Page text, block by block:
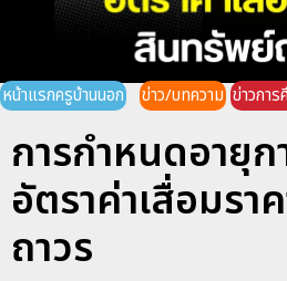
หน้าแรกครูบ้านนอก ข่าว/บทความ ข่าวการ
การกำหนดอายุก
อัตราค่าเสื่อมร
ถาวร